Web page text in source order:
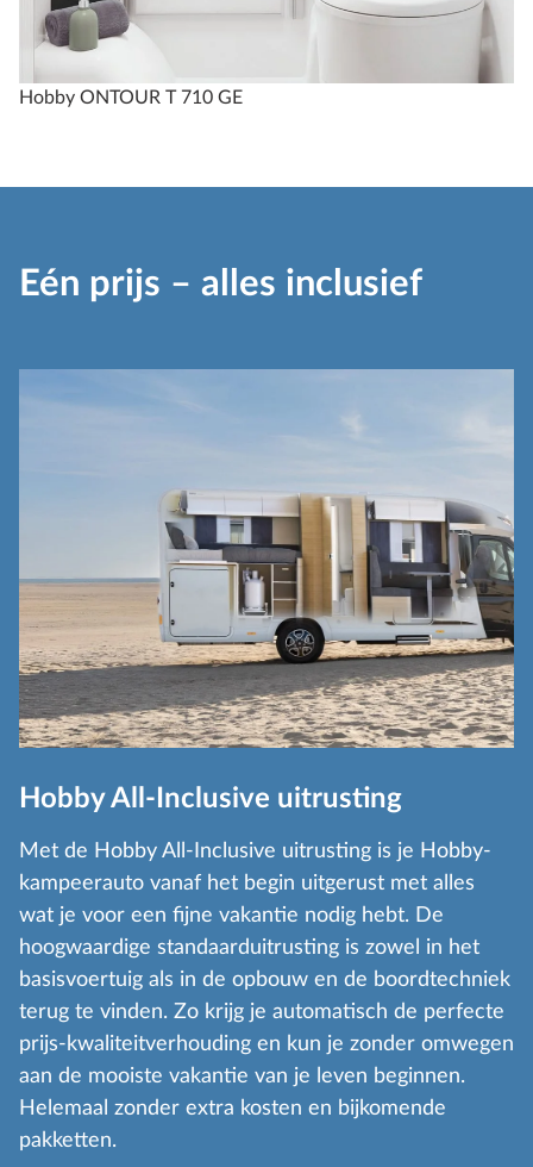
Hobby ONTOUR T 710 GE
Eén prijs – alles inclusief
Hobby All-Inclusive uitrusting
Met de Hobby All-Inclusive uitrusting is je Hobby-
kampeerauto vanaf het begin uitgerust met alles
wat je voor een fijne vakantie nodig hebt. De
hoogwaardige standaarduitrusting is zowel in het
basisvoertuig als in de opbouw en de boordtechniek
terug te vinden. Zo krijg je automatisch de perfecte
prijs-kwaliteitverhouding en kun je zonder omwegen
aan de mooiste vakantie van je leven beginnen.
Helemaal zonder extra kosten en bijkomende
pakketten.